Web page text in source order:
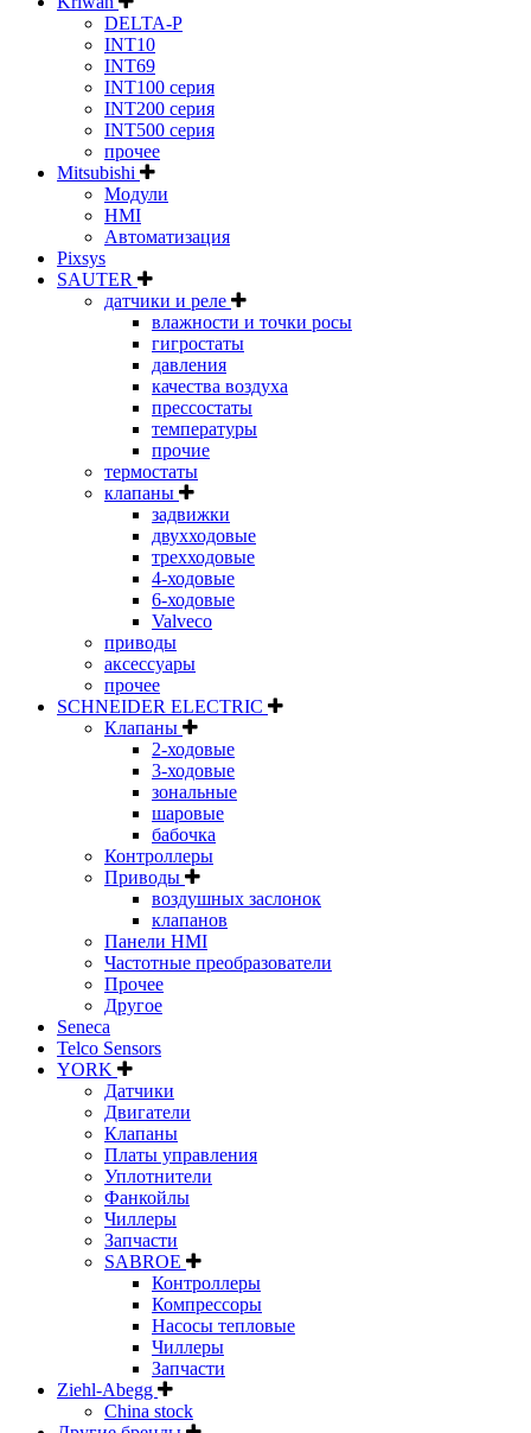
DELTA-P
INT10
INT69
INT100 серия
INT200 серия
INT500 серия
прочее
Mitsubishi
Модули
HMI
Автоматизация
Pixsys
SAUTER
датчики и реле
влажности и точки росы
гигростаты
давления
качества воздуха
прессостаты
температуры
прочие
термостаты
клапаны
задвижки
двухходовые
трехходовые
4-ходовые
6-ходовые
Valveco
приводы
аксессуары
прочее
SCHNEIDER ELECTRIC
Клапаны
2-ходовые
3-ходовые
зональные
шаровые
бабочка
Контроллеры
Приводы
воздушных заслонок
клапанов
Панели HMI
Частотные преобразователи
Прочее
Другое
Seneca
Telco Sensors
YORK
Датчики
Двигатели
Клапаны
Платы управления
Уплотнители
Фанкойлы
Чиллеры
Запчасти
SABROE
Контроллеры
Компрессоры
Насосы тепловые
Чиллеры
Запчасти
Ziehl-Abegg
China stock